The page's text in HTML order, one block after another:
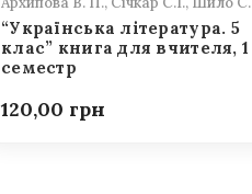
“Українська література. 5
клас” книга для вчителя, 1
семестр
120,00